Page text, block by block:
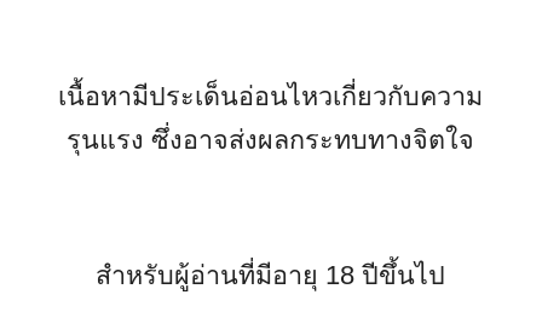
เนื้อหามีประเด็นอ่อนไหวเกี่ยวกับความ
รุนแรง ซึ่งอาจส่งผลกระทบทางจิตใจ
สำหรับผู้อ่านที่มีอายุ 18 ปีขึ้นไป